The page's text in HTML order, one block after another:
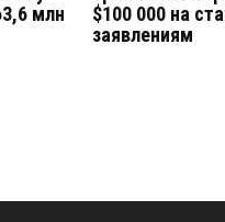
млн
$100 000 на
заявлениям